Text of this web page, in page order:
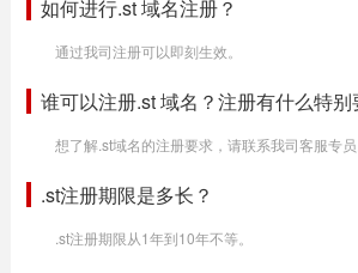
如何进行.st 域名注册？
通过我司注册可以即刻生效。
谁可以注册.st 域名？注册有什么特别
想了解.st域名的注册要求，请联系我司客服专员
.st注册期限是多长？
.st注册期限从1年到10年不等。